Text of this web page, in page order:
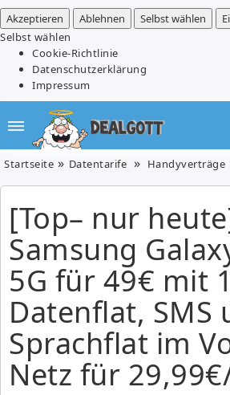
Akzeptieren
Ablehnen Selbst wählen
Selbst wählen
Cookie-Richtlinie
Datenschutzerklärung
Impressum
Startseite Datentarife Handyverträge
[Top– nur
Samsung
5G für 49€ mit
Datenflat, SMS
Sprachflat im
Netz für